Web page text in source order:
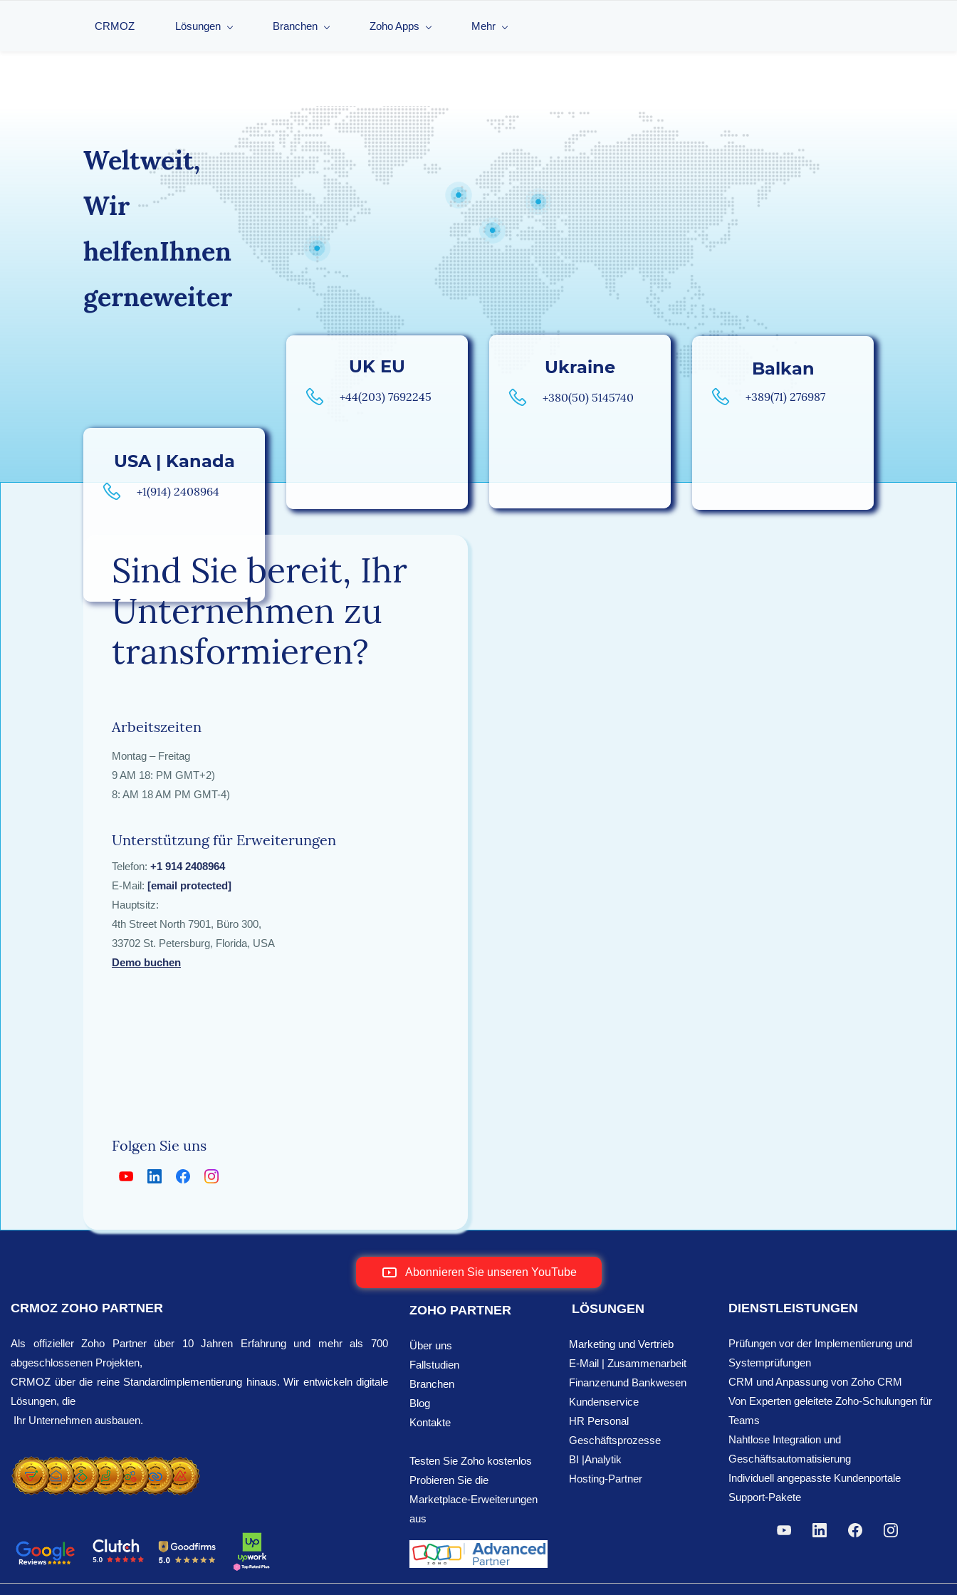
CRMOZ Lösungen Branchen Zoho Apps Mehr
Weltweit,
​Wir
helfenIhnen
gerneweiter
USA | Kanada
+1(914) 2408964
UK EU
+44(203) 7692245
Ukraine
+380(50) 5145740
Balkan
+389(71) 276987
Sind Sie bereit, Ihr
Unternehmen zu
transformieren?
Arbeitszeiten
Montag – Freitag
9 AM 18: PM GMT+2)
8: AM 18 AM PM GMT-4)
Unterstützung für Erweiterungen
Telefon: +1 914 2408964
E-Mail: [email protected]
Hauptsitz:
4th Street North 7901, Büro 300,
33702 St. Petersburg, Florida, USA
Demo buchen
Folgen Sie uns
Abonnieren Sie unseren YouTube
CRMOZ ZOHO PARTNER
Als offizieller Zoho Partner über 10 Jahren Erfahrung und mehr als 700
abgeschlossenen Projekten,
CRMOZ über die reine Standardimplementierung hinaus. Wir entwickeln digitale
Lösungen, die
Ihr Unternehmen ausbauen.
ZOHO PARTNER
Über uns
Fallstudien
Branchen
Blog
Kontakte
Testen Sie Zoho kostenlos
Probieren Sie die
Marketplace-Erweiterungen
aus
LÖSUNGEN
Marketing und Vertrieb
E-Mail | Zusammenarbeit
Finanzenund Bankwesen
Kundenservice
HR Personal
Geschäftsprozesse
BI |Analytik
Hosting-Partner
DIENSTLEISTUNGEN
Prüfungen vor der Implementierung und
Systemprüfungen
CRM und Anpassung von Zoho CRM
Von Experten geleitete Zoho-Schulungen für
Teams
Nahtlose Integration und
Geschäftsautomatisierung
Individuell angepasste Kundenportale
Support-Pakete